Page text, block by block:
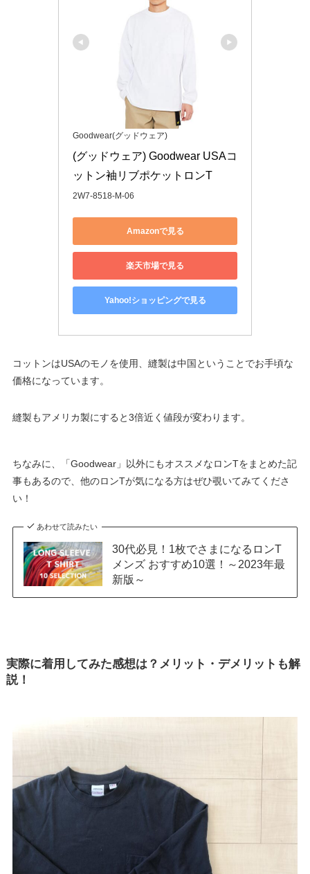
Goodwear(グッドウェア)
(グッドウェア) Goodwear USAコ
ットン袖リブポケットロンT
2W7-8518-M-06
Amazonで見る
楽天市場で見る
Yahoo!ショッピングで見る
コットンはUSAのモノを使用、縫製は中国ということでお手頃な
価格になっています。
縫製もアメリカ製にすると3倍近く値段が変わります。
ちなみに、「Goodwear」以外にもオススメなロンTをまとめた記
事もあるので、他のロンTが気になる方はぜひ覗いてみてくださ
い！
あわせて読みたい
30代必見！1枚でさまになるロンT
メンズ おすすめ10選！～2023年最
新版～
実際に着用してみた感想は？メリット・デメリットも解
説！